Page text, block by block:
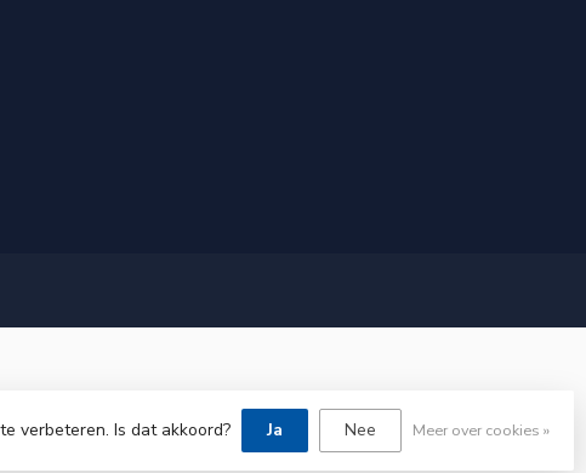
verbeteren. Is dat akkoord? Ja Nee Meer over cookies »